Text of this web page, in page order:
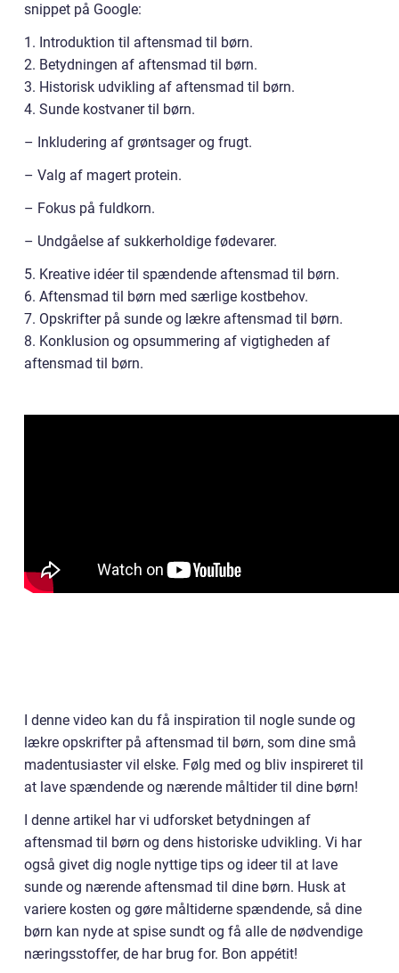
snippet på Google:
1. Introduktion til aftensmad til børn.
2. Betydningen af aftensmad til børn.
3. Historisk udvikling af aftensmad til børn.
4. Sunde kostvaner til børn.
– Inkludering af grøntsager og frugt.
– Valg af magert protein.
– Fokus på fuldkorn.
– Undgåelse af sukkerholdige fødevarer.
5. Kreative idéer til spændende aftensmad til børn.
6. Aftensmad til børn med særlige kostbehov.
7. Opskrifter på sunde og lækre aftensmad til børn.
8. Konklusion og opsummering af vigtigheden af
aftensmad til børn.
I denne video kan du få inspiration til nogle sunde og
lækre opskrifter på aftensmad til børn, som dine små
madentusiaster vil elske. Følg med og bliv inspireret til
at lave spændende og nærende måltider til dine børn!
I denne artikel har vi udforsket betydningen af
aftensmad til børn og dens historiske udvikling. Vi har
også givet dig nogle nyttige tips og ideer til at lave
sunde og nærende aftensmad til dine børn. Husk at
variere kosten og gøre måltiderne spændende, så dine
børn kan nyde at spise sundt og få alle de nødvendige
næringsstoffer, de har brug for. Bon appétit!